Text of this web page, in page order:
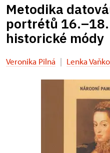
Metodika
portrétů
historické módy
Veronika Pilná | Lenka